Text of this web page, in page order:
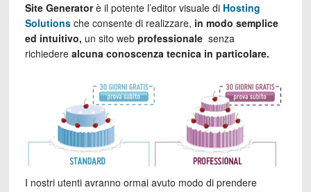
Site Generatorè il potente l’editor visuale di Hosting
Solutions che consente di realizzare, in modo semplice
ed intuitivo, un sito webprofessionalesenza
richiedere alcuna conoscenza tecnica in particolare.
I nostri utenti avranno ormai avuto modo di prendere